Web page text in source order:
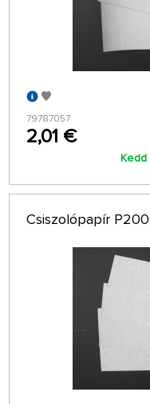
79787057
2,01 €
Kedd
Csiszolópapír